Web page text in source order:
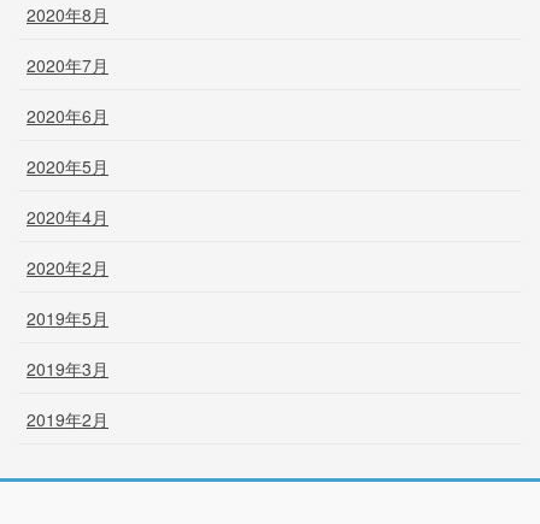
2020年8月
2020年7月
2020年6月
2020年5月
2020年4月
2020年2月
2019年5月
2019年3月
2019年2月